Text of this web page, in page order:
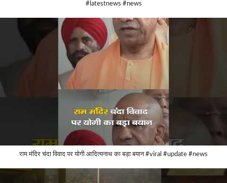
#latestnews #news
राम मंदिर चंदा विवाद पर योगी आदित्यनाथ का बड़ा बयान #viral #update #news